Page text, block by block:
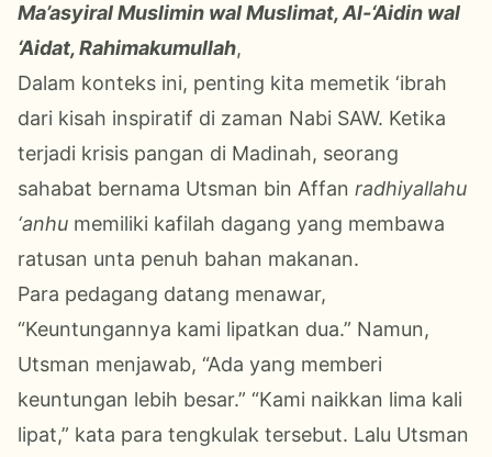
Ma’asyiral Muslimin wal Muslimat, Al-‘Aidin wal
‘Aidat, Rahimakumullah,
Dalam konteks ini, penting kita memetik ‘ibrah
dari kisah inspiratif di zaman Nabi SAW. Ketika
terjadi krisis pangan di Madinah, seorang
sahabat bernama Utsman bin Affan radhiyallahu
‘anhu memiliki kafilah dagang yang membawa
ratusan unta penuh bahan makanan.
Para pedagang datang menawar,
“Keuntungannya kami lipatkan dua.” Namun,
Utsman menjawab, “Ada yang memberi
keuntungan lebih besar.” “Kami naikkan lima kali
lipat,” kata para tengkulak tersebut. Lalu Utsman